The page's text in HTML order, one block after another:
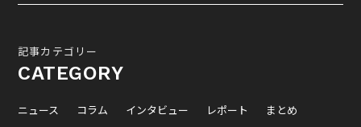
記事カテゴリー
CATEGORY
ニュース コラム インタビュー レポート
まとめ